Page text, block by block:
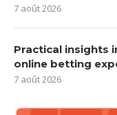
7 août 2026
Practical insights
online betting
7 août 2026